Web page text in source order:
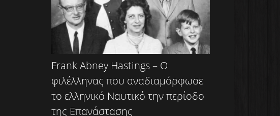
Frank Abney Hastings – Ο
φιλέλληνας που αναδιαμόρφωσε
το ελληνικό Ναυτικό την περίοδο
της Επανάστασης